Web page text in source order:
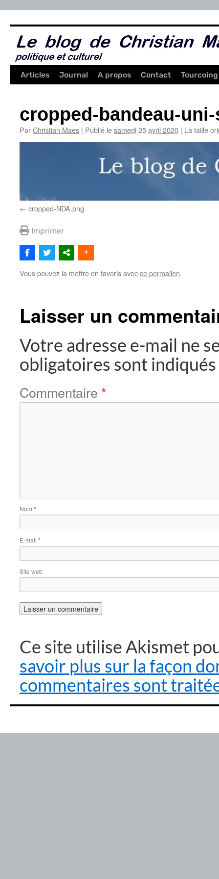
Articles Journal A propos Contact Tourcoing
cropped-bandeau-
ParChristian Maes | Publié lesamedi 25 avril 2020 | La taille
cropped-NDA.png
Imprimer
Vous pouvez la mettre en favoris avecce permalien.
Laisser un
Votre adresse e-mail ne
obligatoires sont
Commentaire *
Nom *
E-mail *
Site web
Ce site utilise Akismet
savoir plus sur la façon
commentaires sont